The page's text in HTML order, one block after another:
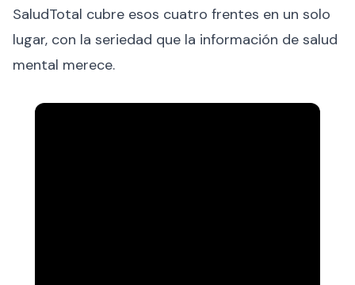
SaludTotal cubre esos cuatro frentes en un solo
lugar, con la seriedad que la información de salud
mental merece.